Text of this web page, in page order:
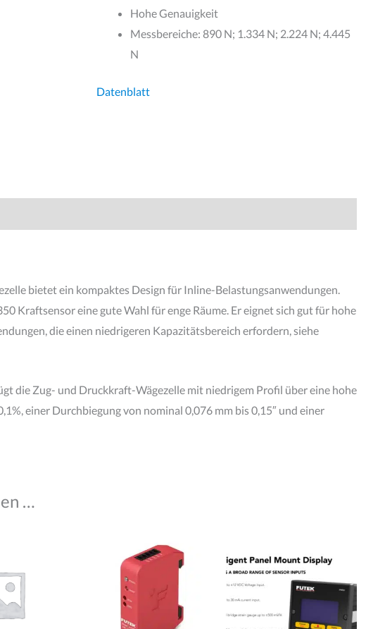
Hohe Genauigkeit
Messbereiche: 890 N; 1.334 N; 2.224 N; 4.445
N
Datenblatt
bietet ein kompaktes Design für Inline-Belastungsanwendungen.
Kraftsensor eine gute Wahl für enge Räume. Er eignet sich gut für hohe
die einen niedrigeren Kapazitätsbereich erfordern, siehe
die Zug- und Druckkraft-Wägezelle mit niedrigem Profil über eine hohe
einer Durchbiegung von nominal 0,076 mm bis 0,15″ und einer
…